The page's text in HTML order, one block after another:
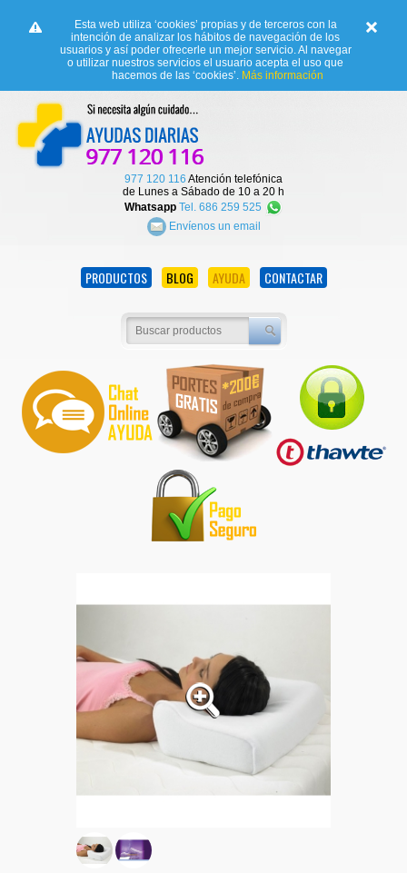
Esta web utiliza ‘cookies’ propias y de terceros con la
intención de analizar los hábitos de navegación de los
usuarios y así poder ofrecerle un mejor servicio. Al navegar
o utilizar nuestros servicios el usuario acepta el uso que
hacemos de las ‘cookies’. Más información
977 120 116 Atención telefónica
de Lunes a Sábado de 10 a 20 h
Whatsapp Tel. 686 259 525
Envíenos un email
PRODUCTOS BLOG AYUDA CONTACTAR